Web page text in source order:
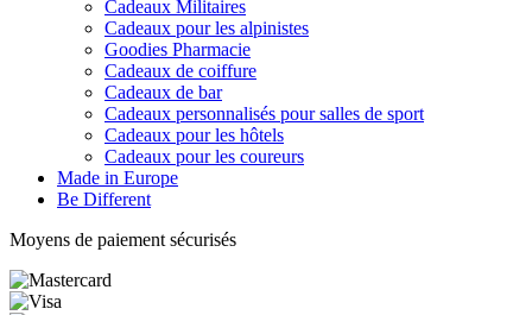
Cadeaux Militaires
Cadeaux pour les alpinistes
Goodies Pharmacie
Cadeaux de coiffure
Cadeaux de bar
Cadeaux personnalisés pour salles de sport
Cadeaux pour les hôtels
Cadeaux pour les coureurs
Made in Europe
Be Different
Moyens de paiement sécurisés